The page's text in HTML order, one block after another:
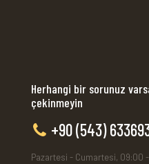
Herhangi bir sorunuz
çekinmeyin
+90 (543)
Pazartesi - Cumartesi, 09:00